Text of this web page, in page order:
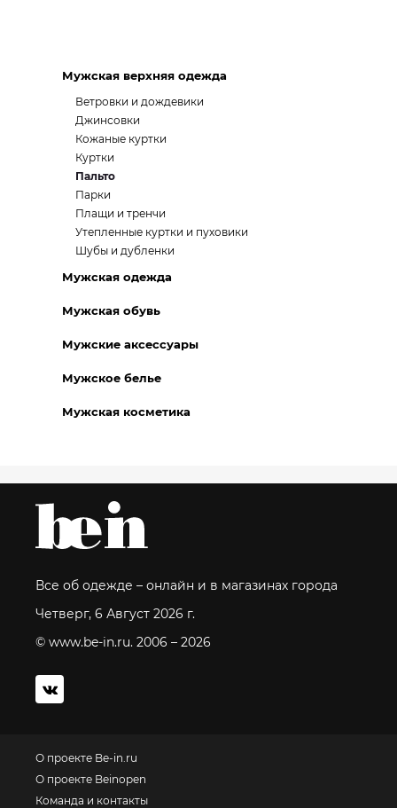
Мужская верхняя одежда
Ветровки и дождевики
Джинсовки
Кожаные куртки
Куртки
Пальто
Парки
Плащи и тренчи
Утепленные куртки и пуховики
Шубы и дубленки
Мужская одежда
Мужская обувь
Мужские аксессуары
Мужское белье
Мужская косметика
Все об одежде – онлайн и в магазинах города
Четверг, 6 Август 2026 г.
© www.be-in.ru. 2006 – 2026
О проекте Be-in.ru
О проекте Beinopen
Команда и контакты